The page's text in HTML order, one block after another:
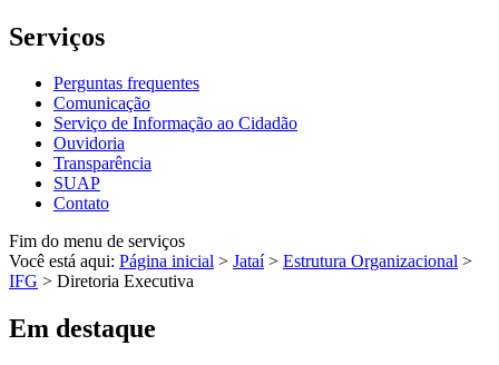
Serviços
Perguntas frequentes
Comunicação
Serviço de Informação ao Cidadão
Ouvidoria
Transparência
SUAP
Contato
Fim do menu de serviços
Você está aqui: Página inicial > Jataí > Estrutura Organizacional >
IFG > Diretoria Executiva
Em destaque